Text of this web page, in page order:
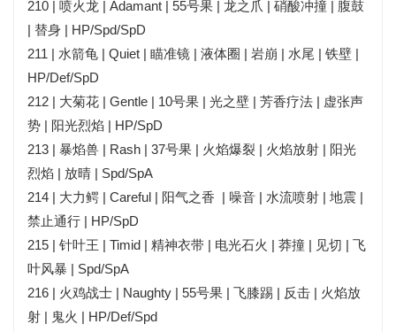
210 | 喷火龙 | Adamant | 55号果 | 龙之爪 | 硝酸冲撞 | 腹鼓
| 替身 | HP/Spd/SpD
211 | 水箭龟 | Quiet | 瞄准镜 | 液体圈 | 岩崩 | 水尾 | 铁壁 |
HP/Def/SpD
212 | 大菊花 | Gentle | 10号果 | 光之壁 | 芳香疗法 | 虚张声
势 | 阳光烈焰 | HP/SpD
213 | 暴焰兽 | Rash | 37号果 | 火焰爆裂 | 火焰放射 | 阳光
烈焰 | 放晴 | Spd/SpA
214 | 大力鳄 | Careful | 阳气之香 | 噪音 | 水流喷射 | 地震 |
禁止通行 | HP/SpD
215 | 针叶王 | Timid | 精神衣带 | 电光石火 | 莽撞 | 见切 | 飞
叶风暴 | Spd/SpA
216 | 火鸡战士 | Naughty | 55号果 | 飞膝踢 | 反击 | 火焰放
射 | 鬼火 | HP/Def/Spd